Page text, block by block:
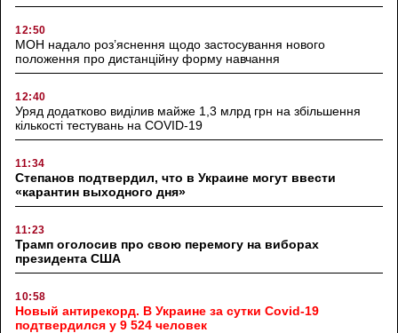
12:50
МОН надало роз’яснення щодо застосування нового
положення про дистанційну форму навчання
12:40
Уряд додатково виділив майже 1,3 млрд грн на збільшення
кількості тестувань на COVID-19
11:34
Степанов подтвердил, что в Украине могут ввести
«карантин выходного дня»
11:23
Трамп оголосив про свою перемогу на виборах
президента США
10:58
Новый антирекорд. В Украине за сутки Covid-19
подтвердился у 9 524 человек